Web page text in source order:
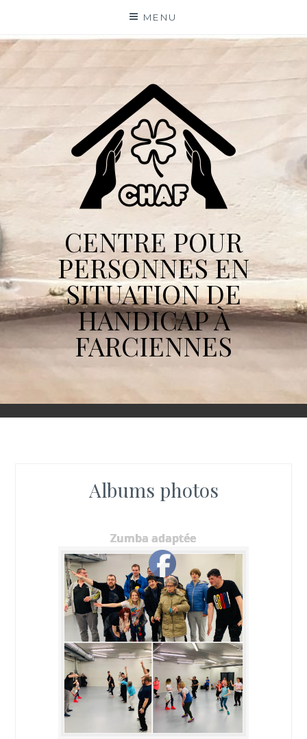
content
MENU
CENTRE POUR
PERSONNES EN
SITUATION DE
HANDICAP À
FARCIENNES
Albums photos
Zumba adaptée